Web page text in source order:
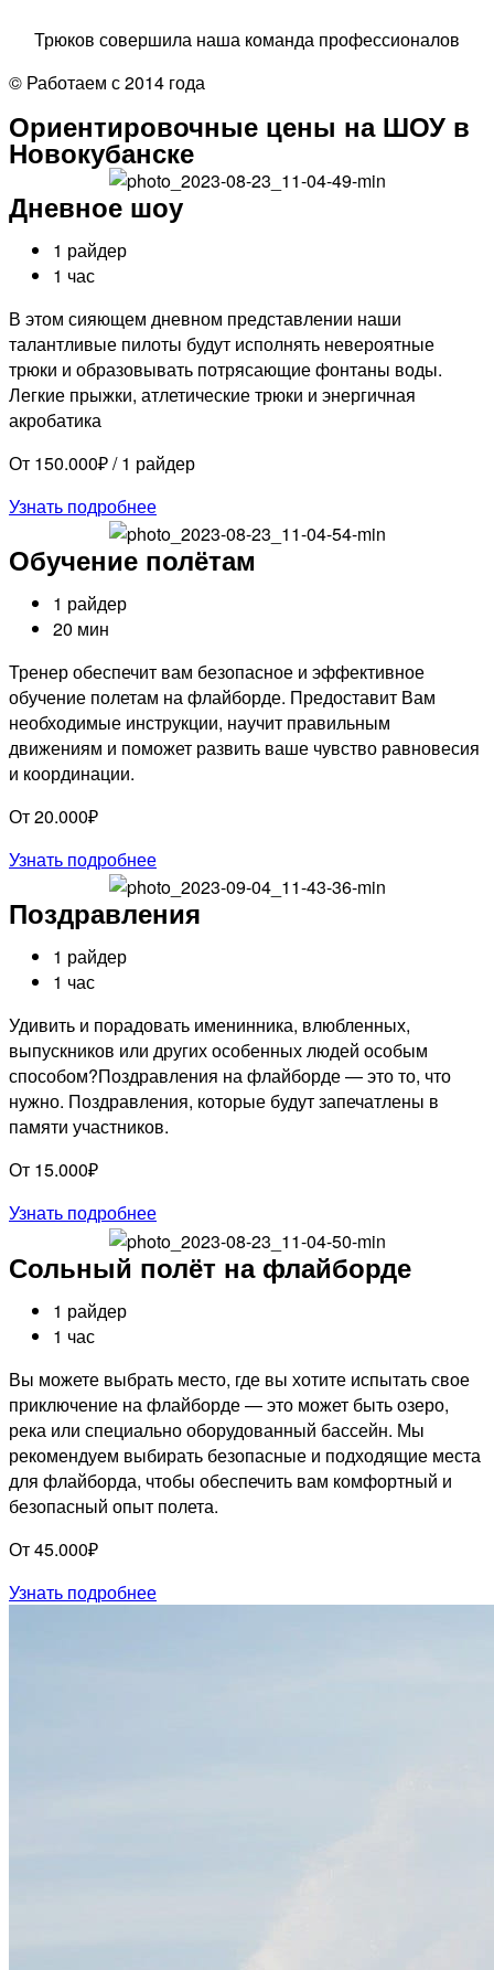
Трюков совершила наша команда профессионалов
© Работаем с 2014 года
Ориентировочные цены на ШОУ в
Новокубанске
Дневное шоу
1 райдер
1 час
В этом сияющем дневном представлении наши
талантливые пилоты будут исполнять невероятные
трюки и образовывать потрясающие фонтаны воды.
Легкие прыжки, атлетические трюки и энергичная
акробатика
От 150.000₽ / 1 райдер
Узнать подробнее
Обучение полётам
1 райдер
20 мин
Тренер обеспечит вам безопасное и эффективное
обучение полетам на флайборде. Предоставит Вам
необходимые инструкции, научит правильным
движениям и поможет развить ваше чувство равновесия
и координации.
От 20.000₽
Узнать подробнее
Поздравления
1 райдер
1 час
Удивить и порадовать именинника, влюбленных,
выпускников или других особенных людей особым
способом?Поздравления на флайборде — это то, что
нужно. Поздравления, которые будут запечатлены в
памяти участников.
От 15.000₽
Узнать подробнее
Сольный полёт на флайборде
1 райдер
1 час
Вы можете выбрать место, где вы хотите испытать свое
приключение на флайборде — это может быть озеро,
река или специально оборудованный бассейн. Мы
рекомендуем выбирать безопасные и подходящие места
для флайборда, чтобы обеспечить вам комфортный и
безопасный опыт полета.
От 45.000₽
Узнать подробнее